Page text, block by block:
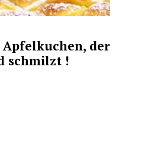
der
schmilzt !